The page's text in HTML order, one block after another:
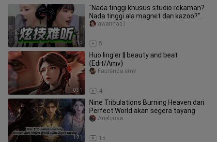
2:14
“Nada tinggi khusus studio rekaman?
Nada tinggi ala magnet dan kazoo?”
Bahkan di studio pun bernyany
5
awannaa1
0:31
Huo ling'er || beauty and beat
(Edit/Amv)
4
Fauranda amv
1:21
Nine Tribulations Burning Heaven dari
Perfect World akan segera tayang
15
Arielgusa